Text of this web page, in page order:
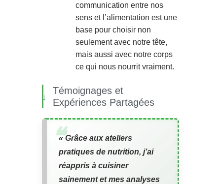
communication entre nos
sens et l’alimentation est une
base pour choisir non
seulement avec notre tête,
mais aussi avec notre corps
ce qui nous nourrit vraiment.
Témoignages et
Expériences Partagées
« Grâce aux ateliers
pratiques de nutrition, j’ai
réappris à cuisiner
sainement et mes analyses